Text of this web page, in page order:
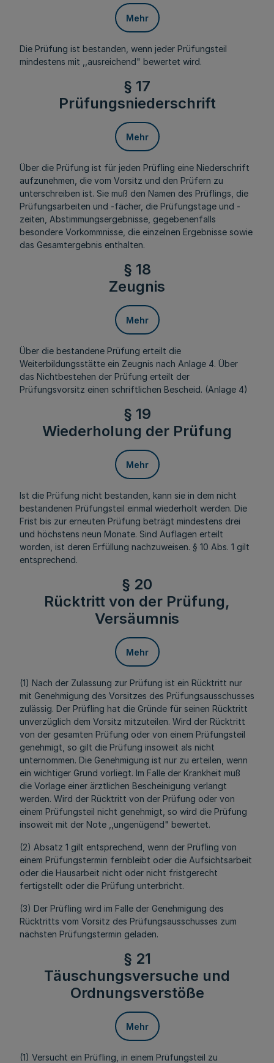
Mehr
Die Prüfung ist bestanden, wenn jeder Prüfungsteil
mindestens mit ,,ausreichend" bewertet wird.
§ 17
Prüfungsniederschrift
Mehr
Über die Prüfung ist für jeden Prüfling eine Niederschrift
aufzunehmen, die vom Vorsitz und den Prüfern zu
unterschreiben ist. Sie muß den Namen des Prüflings, die
Prüfungsarbeiten und -fächer, die Prüfungstage und -
zeiten, Abstimmungsergebnisse, gegebenenfalls
besondere Vorkommnisse, die einzelnen Ergebnisse sowie
das Gesamtergebnis enthalten.
§ 18
Zeugnis
Mehr
Über die bestandene Prüfung erteilt die
Weiterbildungsstätte ein Zeugnis nach Anlage 4. Über
das Nichtbestehen der Prüfung erteilt der
Prüfungsvorsitz einen schriftlichen Bescheid. (Anlage 4)
§ 19
Wiederholung der Prüfung
Mehr
Ist die Prüfung nicht bestanden, kann sie in dem nicht
bestandenen Prüfungsteil einmal wiederholt werden. Die
Frist bis zur erneuten Prüfung beträgt mindestens drei
und höchstens neun Monate. Sind Auflagen erteilt
worden, ist deren Erfüllung nachzuweisen. § 10 Abs. 1 gilt
entsprechend.
§ 20
Rücktritt von der Prüfung,
Versäumnis
Mehr
(1) Nach der Zulassung zur Prüfung ist ein Rücktritt nur
mit Genehmigung des Vorsitzes des Prüfungsausschusses
zulässig. Der Prüfling hat die Gründe für seinen Rücktritt
unverzüglich dem Vorsitz mitzuteilen. Wird der Rücktritt
von der gesamten Prüfung oder von einem Prüfungsteil
genehmigt, so gilt die Prüfung insoweit als nicht
unternommen. Die Genehmigung ist nur zu erteilen, wenn
ein wichtiger Grund vorliegt. Im Falle der Krankheit muß
die Vorlage einer ärztlichen Bescheinigung verlangt
werden. Wird der Rücktritt von der Prüfung oder von
einem Prüfungsteil nicht genehmigt, so wird die Prüfung
insoweit mit der Note ,,ungenügend" bewertet.
(2) Absatz 1 gilt entsprechend, wenn der Prüfling von
einem Prüfungstermin fernbleibt oder die Aufsichtsarbeit
oder die Hausarbeit nicht oder nicht fristgerecht
fertigstellt oder die Prüfung unterbricht.
(3) Der Prüfling wird im Falle der Genehmigung des
Rücktritts vom Vorsitz des Prüfungsausschusses zum
nächsten Prüfungstermin geladen.
§ 21
Täuschungsversuche und
Ordnungsverstöße
Mehr
(1) Versucht ein Prüfling, in einem Prüfungsteil zu